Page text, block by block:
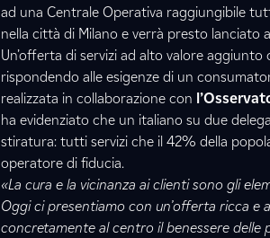
ad una Centrale Operativa raggiungibile
nella città di Milano e verrà presto lanciato
Un’offerta di servizi ad alto valore
rispondendo alle esigenze di un
realizzata in collaborazione con
ha evidenziato che un italiano su due
stiratura: tutti servizi che il 42% della
operatore di fiducia.
«La cura e la vicinanza ai clienti sono gli
Oggi ci presentiamo con un’offerta ricca e
concretamente al centro il benessere delle